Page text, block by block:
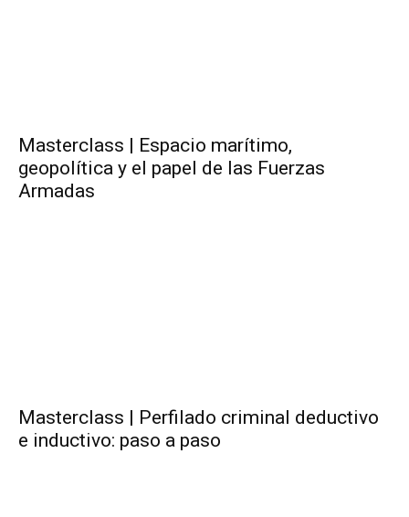
Masterclass | Espacio marítimo,
geopolítica y el papel de las Fuerzas
Armadas
Masterclass | Perfilado criminal deductivo
e inductivo: paso a paso